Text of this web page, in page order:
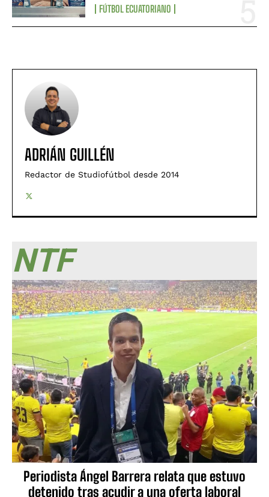
FÚTBOL ECUATORIANO
ADRIÁN GUILLÉN
Redactor de Studiofútbol desde 2014
NTF
Periodista Ángel Barrera relata que estuvo
detenido tras acudir a una oferta laboral